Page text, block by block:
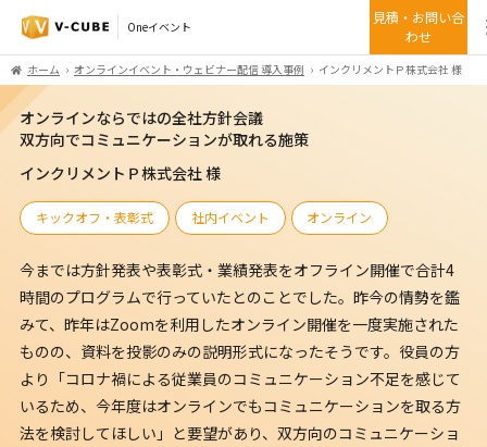
Oneイベント
見積・お問い合
わせ
ホーム オンラインイベント・ウェビナー配信 導入事例 インクリメントＰ株式会社 様
オンラインならではの全社方針会議
双方向でコミュニケーションが取れる施策
インクリメントＰ株式会社 様
キックオフ・表彰式 社内イベント オンライン
今までは方針発表や表彰式・業績発表をオフライン開催で合計4
時間のプログラムで行っていたとのことでした。昨今の情勢を鑑
みて、昨年はZoomを利用したオンライン開催を一度実施された
ものの、資料を投影のみの説明形式になったそうです。役員の方
より「コロナ禍による従業員のコミュニケーション不足を感じて
いるため、今年度はオンラインでもコミュニケーションを取る方
法を検討してほしい」と要望があり、双方向のコミュニケーショ